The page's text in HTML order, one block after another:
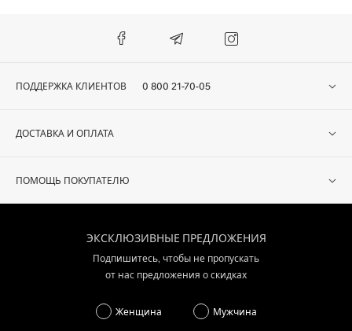
ПОДДЕРЖКА КЛИЕНТОВ 0 800 21-70-05
ДОСТАВКА И ОПЛАТА
ПОМОЩЬ ПОКУПАТЕЛЮ
ЭКСКЛЮЗИВНЫЕ ПРЕДЛОЖЕНИЯ
Подпишитесь, чтобы не пропускать
от нас предложения о скидках
Женщина Мужчина